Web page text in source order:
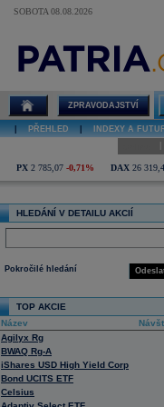
SOBOTA 08.08.2026
ČEZ graf
ZPRAVODAJSTVÍ
PŘEHLED INDEXY A
PX 2 785,07 -0,71% DAX 26
HLEDÁNÍ V DETAILU AKCIÍ
Pokročilé hledání
TOP AKCIE
Název
Agilyx Rg
BWAQ Rg-A
iShares USD High Yield Corp
Bond UCITS ETF
Celsius